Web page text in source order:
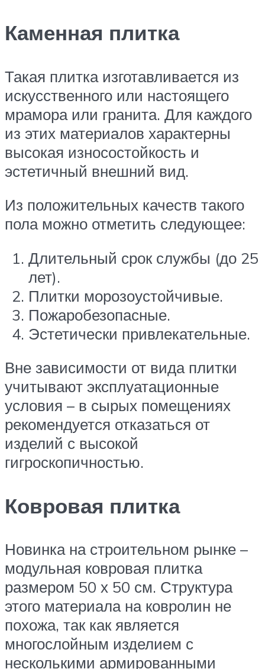
Каменная плитка
Такая плитка изготавливается из
искусственного или настоящего
мрамора или гранита. Для каждого
из этих материалов характерны
высокая износостойкость и
эстетичный внешний вид.
Из положительных качеств такого
пола можно отметить следующее:
Длительный срок службы (до 25
лет).
Плитки морозоустойчивые.
Пожаробезопасные.
Эстетически привлекательные.
Вне зависимости от вида плитки
учитывают эксплуатационные
условия – в сырых помещениях
рекомендуется отказаться от
изделий с высокой
гигроскопичностью.
Ковровая плитка
Новинка на строительном рынке –
модульная ковровая плитка
размером 50 х 50 см. Структура
этого материала на ковролин не
похожа, так как является
многослойным изделием с
несколькими армированными